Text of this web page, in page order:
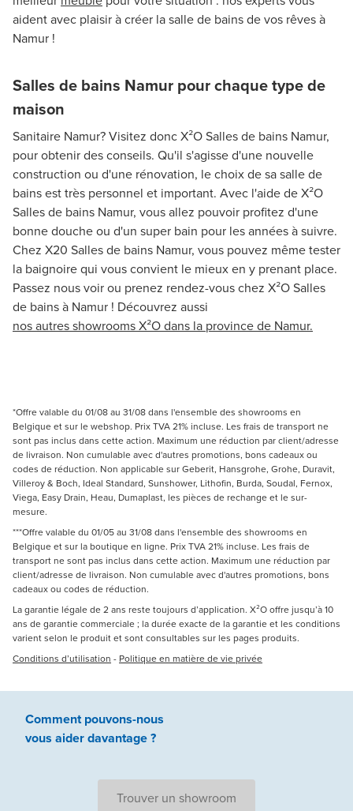
aident avec plaisir à créer la salle de bains de vos rêves à
Namur !
Salles de bains Namur pour chaque type de
maison
Sanitaire Namur? Visitez donc X²O Salles de bains Namur,
pour obtenir des conseils. Qu'il s'agisse d'une nouvelle
construction ou d'une rénovation, le choix de sa salle de
bains est très personnel et important. Avec l'aide de X²O
Salles de bains Namur, vous allez pouvoir profitez d'une
bonne douche ou d'un super bain pour les années à suivre.
Chez X20 Salles de bains Namur, vous pouvez même tester
la baignoire qui vous convient le mieux en y prenant place.
Passez nous voir ou prenez rendez-vous chez X²O Salles
de bains à Namur ! Découvrez aussi
nos autres showrooms X²O dans la province de Namur.
*Offre valable du 01/08 au 31/08 dans l'ensemble des showrooms en
Belgique et sur le webshop. Prix TVA 21% incluse. Les frais de transport ne
sont pas inclus dans cette action. Maximum une réduction par client/adresse
de livraison. Non cumulable avec d'autres promotions, bons cadeaux ou
codes de réduction. Non applicable sur Geberit, Hansgrohe, Grohe, Duravit,
Villeroy & Boch, Ideal Standard, Sunshower, Lithofin, Burda, Soudal, Fernox,
Viega, Easy Drain, Heau, Dumaplast, les pièces de rechange et le sur-
mesure.
***Offre valable du 01/05 au 31/08 dans l'ensemble des showrooms en
Belgique et sur la boutique en ligne. Prix TVA 21% incluse. Les frais de
transport ne sont pas inclus dans cette action. Maximum une réduction par
client/adresse de livraison. Non cumulable avec d'autres promotions, bons
cadeaux ou codes de réduction.
La garantie légale de 2 ans reste toujours d’application. X²O offre jusqu’à 10
ans de garantie commerciale ; la durée exacte de la garantie et les conditions
varient selon le produit et sont consultables sur les pages produits.
Conditions d’utilisation - Politique en matière de vie privée
Comment pouvons-nous
vous aiderdavantage ?
Trouver un showroom